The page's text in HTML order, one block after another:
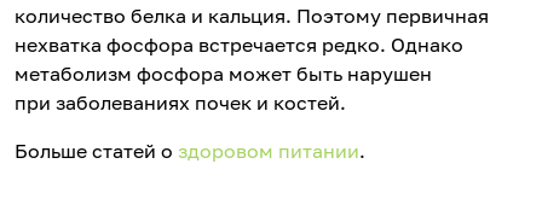
количество белка и кальция. Поэтому первичная
нехватка фосфора встречается редко. Однако
метаболизм фосфора может быть нарушен
при заболеваниях почек и костей.
Больше статей о здоровом питании.